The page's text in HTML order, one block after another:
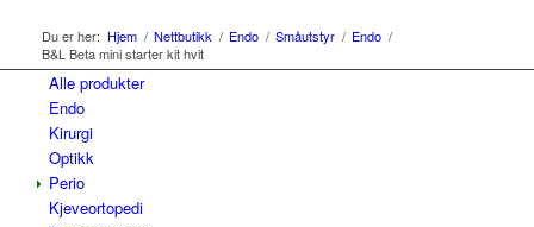
Du er her: Hjem / Nettbutikk / Endo / Småutstyr / Endo /
B&L Beta mini starter kit hvit
Alle produkter
Endo
Kirurgi
Optikk
Perio
Kjeveortopedi